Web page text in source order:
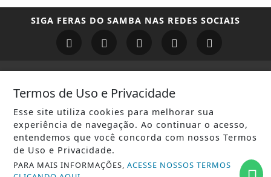
SIGA FERAS DO SAMBA NAS REDES SOCIAIS
CARNAVAL RJ
RODAS DE SAMBA
GIRO DO SAMBA
CARNAVAL SP
Termos de Uso e Privacidade
Esse site utiliza cookies para melhorar sua
experiência de navegação. Ao continuar o acesso,
entendemos que você concorda com nossos Termos
de Uso e Privacidade.
PARA MAIS INFORMAÇÕES,ACESSE NOSSOS TERMOS